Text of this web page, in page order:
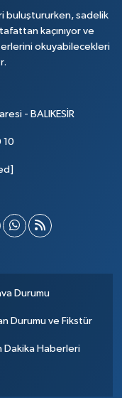
buluştururken, sadelik
kaçınıyor ve
okuyabilecekleri
- BALIKESİR
10
Durumu
Durumu ve Fikstür
Dakika Haberleri